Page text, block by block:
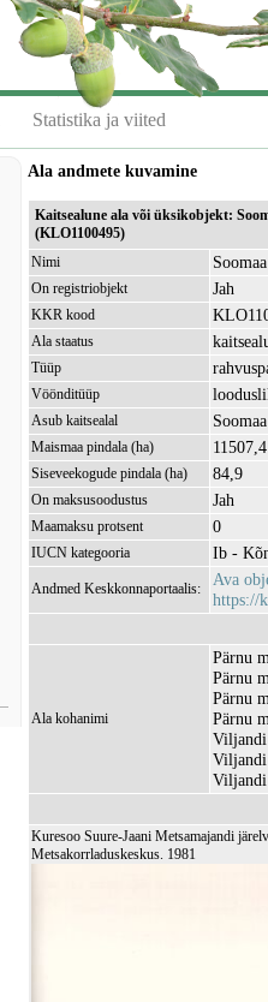
Statistika ja viited
Ala andmete kuvamine
Kaitsealune ala või üksikobjekt:
(KLO1100495)
Nimi
On registriobjekt Jah
KKR kood
Ala staatus
Tüüp
Vöönditüüp
Asub kaitsealal
Maismaa pindala (ha) 11507,4
Siseveekogude pindala (ha) 84,9
On maksusoodustus Jah
Maamaksu protsent 0
IUCN kategooria Ib -
Andmed Keskkonnaportaalis:
Ava
https://
Ala kohanimi
Pärnu
Pärnu
Pärnu
Pärnu
Viljandi
Viljandi
Viljandi
Kuresoo Suure-Jaani Metsamajandi
Metsakorrladuskeskus. 1981